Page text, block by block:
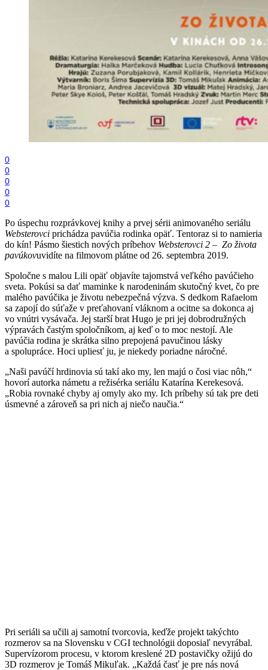
0
0
0
0
0
Po úspechu rozprávkovej knihy a prvej sérii animovaného seriálu
Websterovci prichádza pavúčia rodinka opäť. Tentoraz si to namieria
do kín! Pásmo šiestich nových príbehov Websterovci 2 – Zo života
pavúkovuvidíte na filmovom plátne od 26. septembra 2019.
Spoločne s malou Lili opäť objavíte tajomstvá veľkého pavúčieho
sveta. Pokúsi sa dať maminke k narodeninám skutočný kvet, čo pre
malého pavúčika je životu nebezpečná výzva. S dedkom Rafaelom
sa zapojí do súťaže v preťahovaní vláknom a ocitne sa dokonca aj
vo vnútri vysávača. Jej starší brat Hugo je pri jej dobrodružných
výpravách častým spoločníkom, aj keď o to moc nestojí. Ale
pavúčia rodina je skrátka silno prepojená pavučinou lásky
a spolupráce. Hoci upliesť ju, je niekedy poriadne náročné.
„Naši pavúčí hrdinovia sú takí ako my, len majú o čosi viac nôh,“
hovorí autorka námetu a režisérka seriálu Katarína Kerekesová.
„Robia rovnaké chyby aj omyly ako my. Ich príbehy sú tak pre deti
úsmevné a zároveň sa pri nich aj niečo naučia.“
Pri seriáli sa učili aj samotní tvorcovia, keďže projekt takýchto
rozmerov sa na Slovensku v CGI technológii doposiaľ nevyrábal.
Supervízorom procesu, v ktorom kreslené 2D postavičky ožijú do
3D rozmerov je Tomáš Mikuľak. „Každá časť je pre nás nová